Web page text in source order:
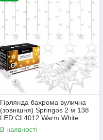
Гірлянда бахрома вулична
(зовнішня) Springos 2 м 138
LED CL4012 Warm White
В наявності